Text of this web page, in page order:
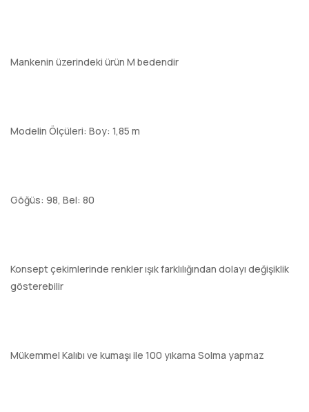
Mankenin üzerindeki ürün M bedendir
Modelin Ölçüleri: Boy: 1,85 m
Göğüs: 98, Bel: 80
Konsept çekimlerinde renkler ışık farklılığından dolayı değişiklik
gösterebilir
Mükemmel Kalıbı ve kumaşı ile 100 yıkama Solma yapmaz